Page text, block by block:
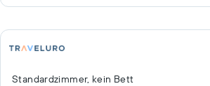
Standardzimmer, kein Bett